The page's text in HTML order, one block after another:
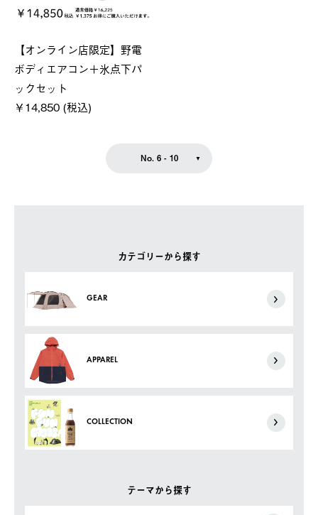
カテゴリーから探す
GEAR
APPAREL
COLLECTION
テーマから探す
【オンライン店限定】野電
ボディエアコン＋氷点下パ
ックセット
￥14,850 (税込)
No. 6 - 10